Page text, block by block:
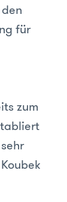
für
zum